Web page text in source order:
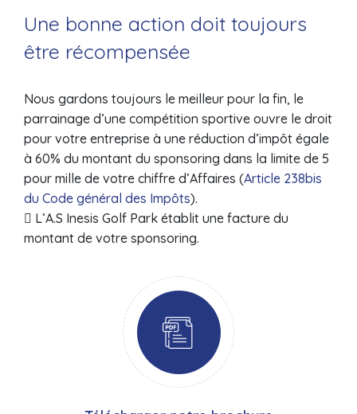
Une bonne action doit toujours
être récompensée
Nous gardons toujours le meilleur pour la fin, le
parrainage d’une compétition sportive ouvre le droit
pour votre entreprise à une réduction d’impôt égale
à 60% du montant du sponsoring dans la limite de 5
pour mille de votre chiffre d’Affaires (Article 238bis
du Code général des Impôts).
 L’A.S Inesis Golf Park établit une facture du
montant de votre sponsoring.